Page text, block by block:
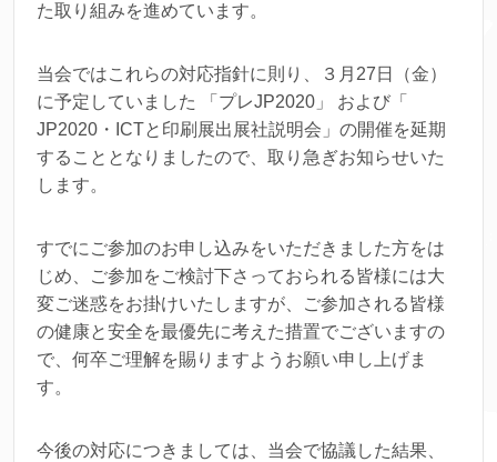
た取り組みを進めています。
当会ではこれらの対応指針に則り、３月27日（金）
に予定していました 「プレJP2020」 および「
JP2020・ICTと印刷展出展社説明会」の開催を延期
することとなりましたので、取り急ぎお知らせいた
します。
すでにご参加のお申し込みをいただきました方をは
じめ、ご参加をご検討下さっておられる皆様には大
変ご迷惑をお掛けいたしますが、ご参加される皆様
の健康と安全を最優先に考えた措置でございますの
で、何卒ご理解を賜りますようお願い申し上げま
す。
今後の対応につきましては、当会で協議した結果、